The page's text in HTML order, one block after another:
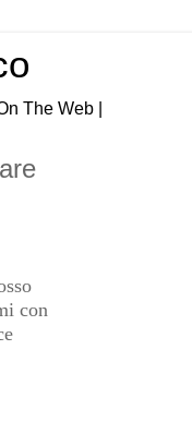
The Web |
con